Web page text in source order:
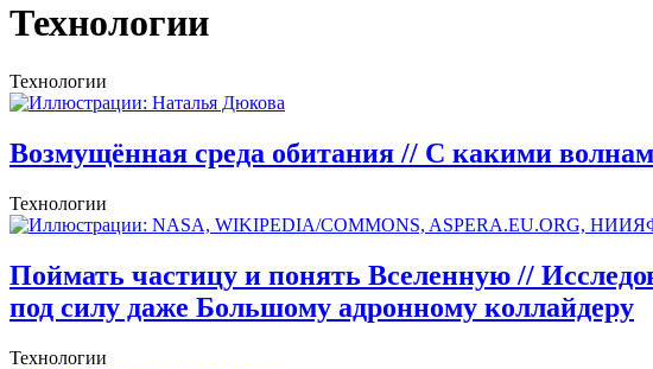
Технологии
Технологии
Возмущённая среда обитания // С какими
Технологии
Поймать частицу и понять Вселенную //
под силу даже Большому адронному коллайдеру
Технологии